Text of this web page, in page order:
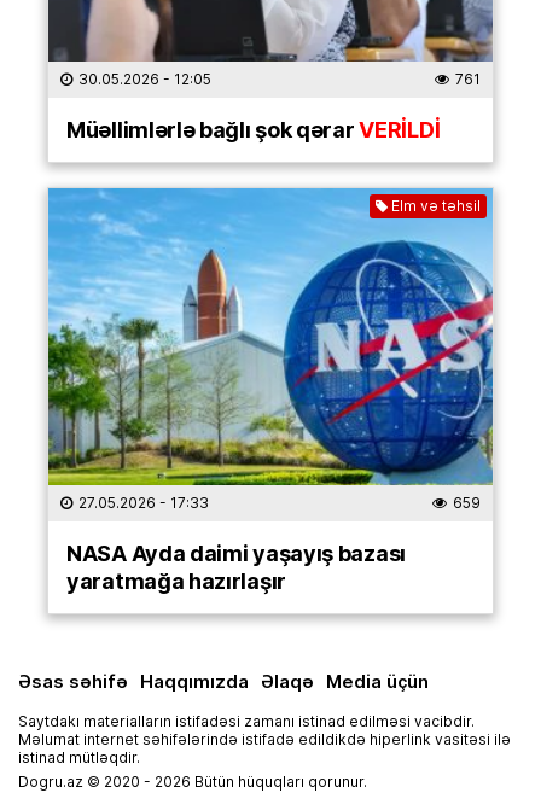
30.05.2026 - 12:05 761
Müəllimlərlə bağlı şok qərarVERİLDİ
Elm və təhsil
27.05.2026 - 17:33 659
NASA Ayda daimi yaşayış bazası
yaratmağa hazırlaşır
Əsas səhifə Haqqımızda Əlaqə Media üçün
Saytdakı materialların istifadəsi zamanı istinad edilməsi vacibdir.
Məlumat internet səhifələrində istifadə edildikdə hiperlink vasitəsi ilə
istinad mütləqdir.
Dogru.az © 2020 - 2026 Bütün hüquqları qorunur.